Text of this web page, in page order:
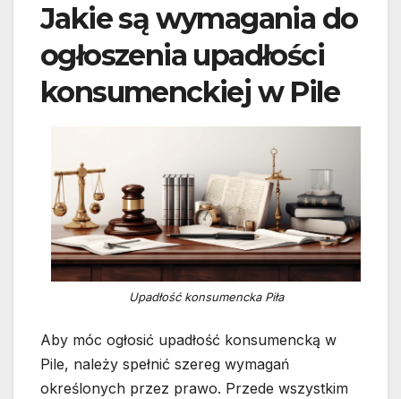
Jakie są wymagania do
ogłoszenia upadłości
konsumenckiej w Pile
Upadłość konsumencka Piła
Aby móc ogłosić upadłość konsumencką w
Pile, należy spełnić szereg wymagań
określonych przez prawo. Przede wszystkim